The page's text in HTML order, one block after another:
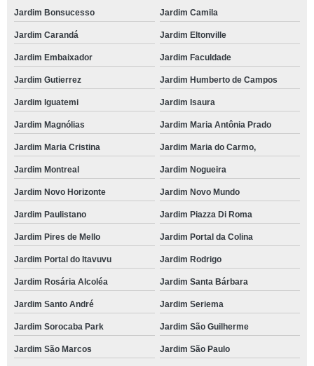
Jardim Bonsucesso Jardim Camila
Jardim Carandá Jardim Eltonville
Jardim Embaixador Jardim Faculdade
Jardim Gutierrez Jardim Humberto de Campos
Jardim Iguatemi Jardim Isaura
Jardim Magnólias Jardim Maria Antônia Prado
Jardim Maria Cristina Jardim Maria do Carmo,
Jardim Montreal Jardim Nogueira
Jardim Novo Horizonte Jardim Novo Mundo
Jardim Paulistano Jardim Piazza Di Roma
Jardim Pires de Mello Jardim Portal da Colina
Jardim Portal do Itavuvu Jardim Rodrigo
Jardim Rosária Alcoléa Jardim Santa Bárbara
Jardim Santo André Jardim Seriema
Jardim Sorocaba Park Jardim São Guilherme
Jardim São Marcos Jardim São Paulo